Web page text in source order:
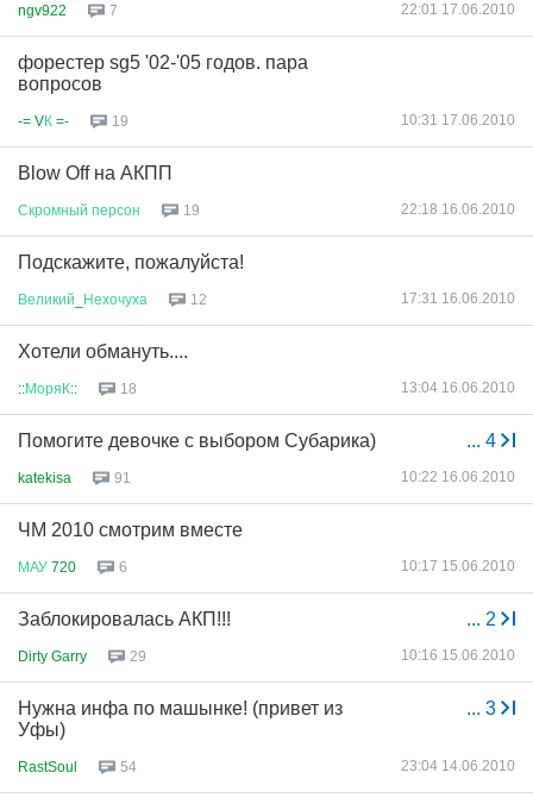
ngv922 7 22:01 17.06.2010
форестер sg5 '02-'05 годов. пара
вопросов
-= VК =- 19 10:31 17.06.2010
Blow Off на АКПП
Скромный персон 19 22:18 16.06.2010
Подскажите, пожалуйста!
Великий Нехочуха 12 17:31 16.06.2010
Хотели обмануть....
::МоряК:: 18 13:04 16.06.2010
... 4
Помогите девочке с выбором Субарика)
katekisa 91 10:22 16.06.2010
ЧМ 2010 смотрим вместе
МАУ 720 6 10:17 15.06.2010
... 2
Заблокировалась АКП!!!
Dirty Garry 29 10:16 15.06.2010
... 3
Нужна инфа по машынке! (привет из
Уфы)
RastSoul 54 23:04 14.06.2010